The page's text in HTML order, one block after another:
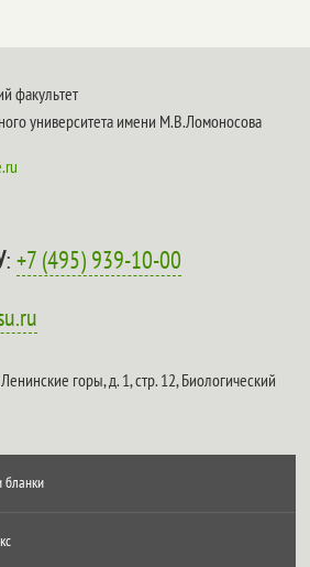
факультет
университета имени М.В.Ломоносова
:+7 (495) 939-10-00
горы, д. 1, стр. 12,Биологический
бланки